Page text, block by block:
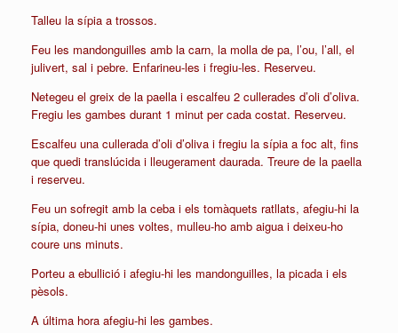
Talleu la sípia a trossos.
Feu les mandonguilles amb la carn, la molla de pa, l’ou, l’all, el
julivert, sal i pebre. Enfarineu-les i fregiu-les. Reserveu.
Netegeu el greix de la paella i escalfeu 2 cullerades d’oli d’oliva.
Fregiu les gambes durant 1 minut per cada costat. Reserveu.
Escalfeu una cullerada d’oli d’oliva i fregiu la sípia a foc alt, fins
que quedi translúcida i lleugerament daurada. Treure de la paella
i reserveu.
Feu un sofregit amb la ceba i els tomàquets ratllats, afegiu-hi la
sípia, doneu-hi unes voltes, mulleu-ho amb aigua i deixeu-ho
coure uns minuts.
Porteu a ebullició i afegiu-hi les mandonguilles, la picada i els
pèsols.
A última hora afegiu-hi les gambes.